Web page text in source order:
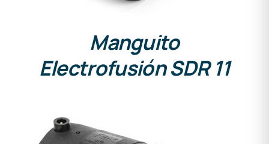
Manguito
Electrofusión SDR 11